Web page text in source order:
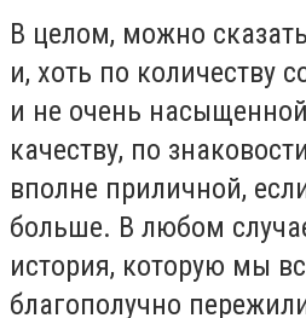
В целом, можно
и, хоть по количеству
и не очень
качеству, по
вполне приличной,
больше. В любом
история, которую мы
благополучно